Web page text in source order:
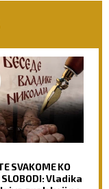
SVAKOME KO
SLOBODI: Vladika